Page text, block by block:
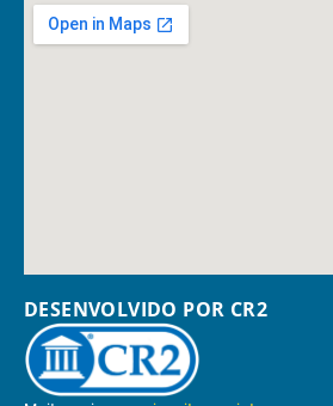
DESENVOLVIDO POR CR2